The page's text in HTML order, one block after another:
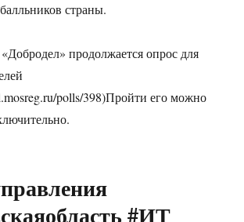
страны.
продолжается опрос для
polls/398)Пройти его можно
#ИТ